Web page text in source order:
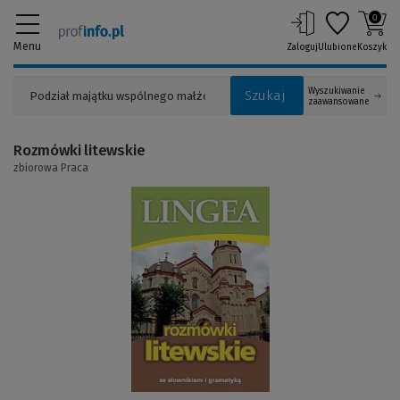
Menu
Szukaj
Wyszukiwanie
zaawansowane
ZalogujUlubione
0
Koszyk
strony)
Rozmówki litewskie
zbiorowa Praca